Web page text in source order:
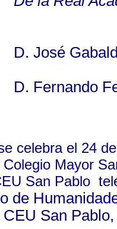
Gabaldón
celebra el 24
Mayor
San Pablo
de
CEU San